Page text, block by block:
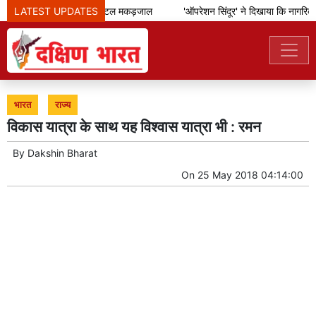
LATEST UPDATES
आईएसआई का डिजिटल मकड़जाल 'ऑपरेशन सिंदूर' ने दिखाया कि
भारत राज्य
विकास यात्रा के साथ यह विश्वास यात्रा भी : रमन
By Dakshin Bharat
On 25 May 2018 04:14:00